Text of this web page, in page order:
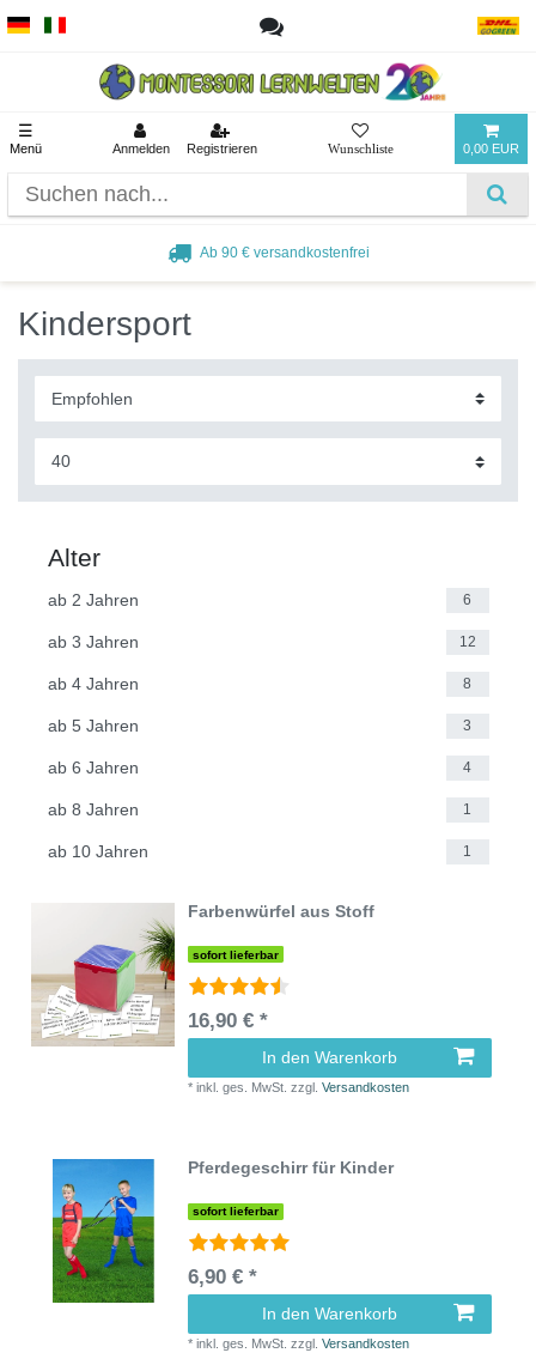
☰
Menü Anmelden Registrieren 0,00 EUR
Beliebt bei Pädagogen und Eltern
Kindersport
Alter
ab 2 Jahren 6
ab 3 Jahren 12
ab 4 Jahren 8
ab 5 Jahren 3
ab 6 Jahren 4
ab 8 Jahren 1
ab 10 Jahren 1
Farbenwürfel aus Stoff
sofort lieferbar
16,90 € *
In den Warenkorb
*inkl. ges. MwSt. zzgl.Versandkosten
Pferdegeschirr für Kinder
sofort lieferbar
6,90 € *
In den Warenkorb
*inkl. ges. MwSt. zzgl.Versandkosten